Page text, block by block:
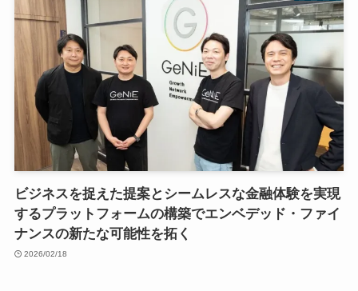
ビジネスを捉えた提案とシームレスな金融体験を実現
するプラットフォームの構築でエンベデッド・ファイ
ナンスの新たな可能性を拓く
2026/02/18